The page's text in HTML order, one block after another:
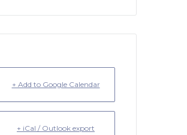
+ Add to Google Calendar
+ iCal / Outlook export